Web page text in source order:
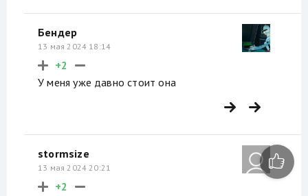
Бендер
13 мая 2024 18:14
+2
У меня уже давно стоит она
stormsize
13 мая 2024 20:21
+2